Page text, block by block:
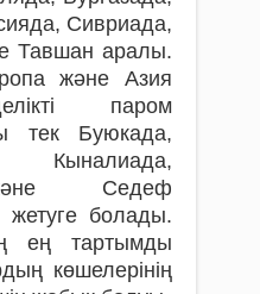
Сивриада,
Тавшан аралы.
және Азия
паром
тек Буюкада,
Седеф
болады.
ең тартымды
көшелерінің